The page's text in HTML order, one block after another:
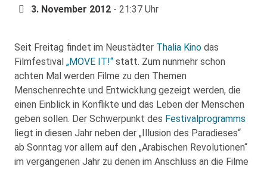
3. November 2012 - 21:37 Uhr
Seit Freitag findet im Neustädter Thalia Kino das
Filmfestival „MOVE IT!“ statt. Zum nunmehr schon
achten Mal werden Filme zu den Themen
Menschenrechte und Entwicklung gezeigt werden, die
einen Einblick in Konflikte und das Leben der Menschen
geben sollen. Der Schwerpunkt des Festivalprogramms
liegt in diesen Jahr neben der „Illusion des Paradieses“
ab Sonntag vor allem auf den „Arabischen Revolutionen“
im vergangenen Jahr zu denen im Anschluss an die Filme